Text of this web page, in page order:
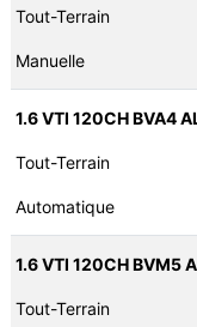
Tout-Terrain
Manuelle
1.6 VTI 120CH BVA4
Tout-Terrain
Automatique
1.6 VTI 120CH BVM5
Tout-Terrain